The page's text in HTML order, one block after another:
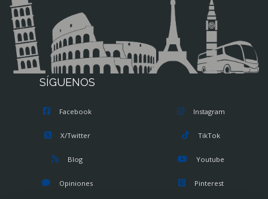
SÍGUENOS
Facebook
X/Twitter
Blog
Opiniones
Instagram
TikTok
Youtube
Pinterest